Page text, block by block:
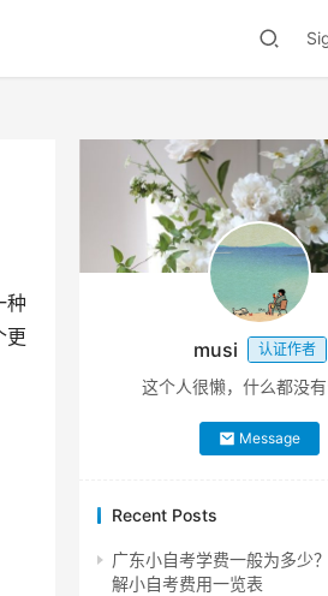
种
更
musi 认证作者
这个人很懒，什么都没
Message
Recent Posts
广东小自考学费一般为多少
解小自考费用一览表